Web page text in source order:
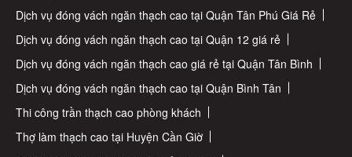
Dịch vụ đóng vách ngăn thạch cao tại Quận Tân Phú Giá Rẻ
Dịch vụ đóng vách ngăn thạch cao tại Quận 12 giá rẻ
Dịch vụ đóng vách ngăn thạch cao giá rẻ tại Quận Tân Bình
Dịch vụ đóng vách ngăn thạch cao tại Quận Bình Tân
Thi công trần thạch cao phòng khách
Thợ làm thạch cao tại Huyện Cần Giờ